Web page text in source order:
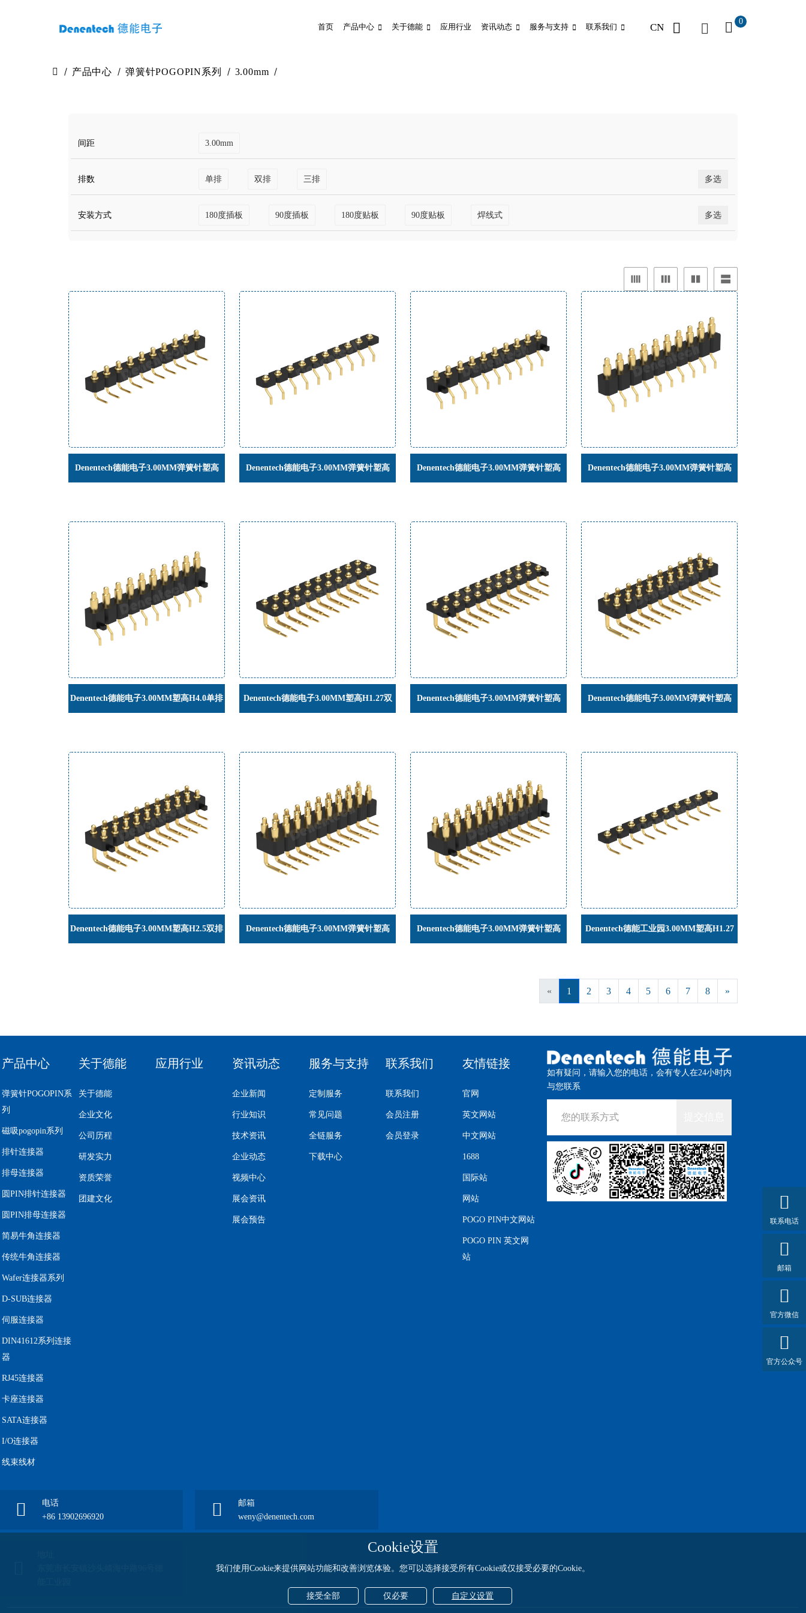
首页 产品中心 关于德能 应用行业 资讯动态 服务与支持 联系我们 CN
0
Cookie设置
我们使用Cookie来提供网站功能和改善浏览体验。您可以选择接受所有Cookie或仅接受必要的Cookie。
接受全部 仅必要 自定义设置
产品中心 弹簧针POGOPIN系列 3.00mm
间距 3.00mm
排数 多选
单排 双排 三排
安装方式 多选
180度插板 90度插板 180度贴板 90度贴板 焊线式
Denentech德能电子3.00MM弹簧针塑高 Denentech德能电子3.00MM弹簧针塑高 Denentech德能电子3.00MM弹簧针塑高 Denentech德能电子3.00MM弹簧针塑高
Denentech德能电子3.00MM塑高H4.0单排 Denentech德能电子3.00MM塑高H1.27双 Denentech德能电子3.00MM弹簧针塑高 Denentech德能电子3.00MM弹簧针塑高
Denentech德能电子3.00MM塑高H2.5双排 Denentech德能电子3.00MM弹簧针塑高 Denentech德能电子3.00MM弹簧针塑高 Denentech德能工业园3.00MM塑高H1.27
« 1 2 3 4 5 6 7 8 »
联系电话
邮箱
官方微信
官方公众号
产品中心
弹簧针POGOPIN系
列
磁吸pogopin系列
排针连接器
排母连接器
圆PIN排针连接器
圆PIN排母连接器
简易牛角连接器
传统牛角连接器
Wafer连接器系列
D-SUB连接器
伺服连接器
DIN41612系列连接
器
RJ45连接器
卡座连接器
SATA连接器
I/O连接器
线束线材
关于德能
关于德能
企业文化
公司历程
研发实力
资质荣誉
团建文化
应用行业 资讯动态
企业新闻
行业知识
技术资讯
企业动态
视频中心
展会资讯
展会预告
服务与支持
定制服务
常见问题
全链服务
下载中心
联系我们
联系我们
会员注册
会员登录
友情链接
官网
英文网站
中文网站
1688
国际站
网站
POGO PIN中文网站
POGO PIN 英文网
站
电话
+86 13902696920
邮箱
weny@denentech.com
如有疑问，请输入您的电话，会有专人在24小时内
与您联系